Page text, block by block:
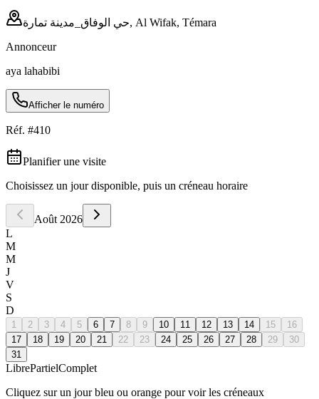
حي الوفاق_مدينة تمارة, Al Wifak, Témara
Annonceur
aya lahabibi
Afficher le numéro
Réf. #410
Planifier une visite
Choisissez un jour disponible, puis un créneau horaire
Août 2026
L
M
M
J
V
S
D
1 2 3 4 5 6 7 8 9 10 11 12 13 14 15
16
17
18 19 20 21 22 23 24 25 26 27 28 29
30
31
LibrePartielComplet
Cliquez sur un jour bleu ou orange pour voir les créneaux